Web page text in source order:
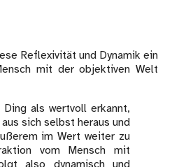
Reflexivität und Dynamik ein
mit der objektiven Welt
als wertvoll erkannt,
sich selbst heraus und
im Wert weiter zu
vom Mensch mit
also dynamisch und